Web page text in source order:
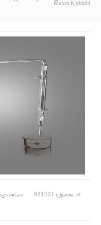
Macro Kjeldahl
کد محصول: دسته‌بندی: